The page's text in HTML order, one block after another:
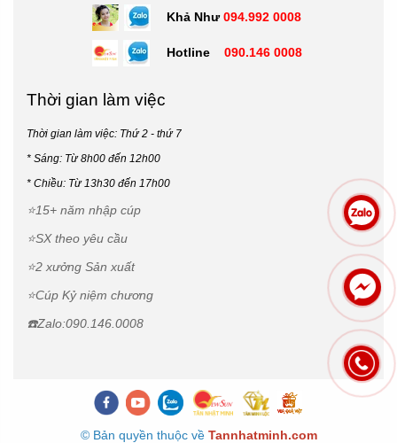
Khả Như 094.992 0008
Hotline 090.146 0008
Thời gian làm việc
Thời gian làm việc: Thứ 2 - thứ 7
* Sáng: Từ 8h00 đến 12h00
* Chiều: Từ 13h30 đến 17h00
⭐15+ năm nhập cúp
⭐SX theo yêu cầu
⭐2 xưởng Sản xuất
⭐Cúp Kỷ niệm chương
☎️Zalo:090.146.0008
© Bản quyền thuộc về Tannhatminh.com